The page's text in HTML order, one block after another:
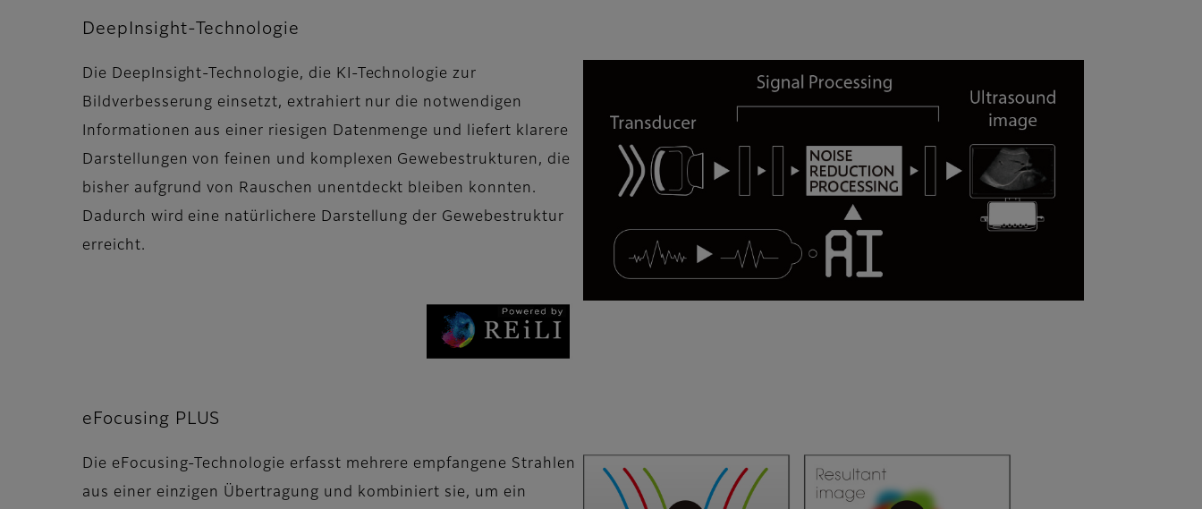
DeepInsight-Technologie
Die DeepInsight-Technologie, die KI-Technologie zur
Bildverbesserung einsetzt, extrahiert nur die notwendigen
Informationen aus einer riesigen Datenmenge und liefert klarere
Darstellungen von feinen und komplexen Gewebestrukturen, die
bisher aufgrund von Rauschen unentdeckt bleiben konnten.
Dadurch wird eine natürlichere Darstellung der Gewebestruktur
erreicht.
eFocusing PLUS
Die eFocusing-Technologie erfasst mehrere empfangene Strahlen
aus einer einzigen Übertragung und kombiniert sie, um ein